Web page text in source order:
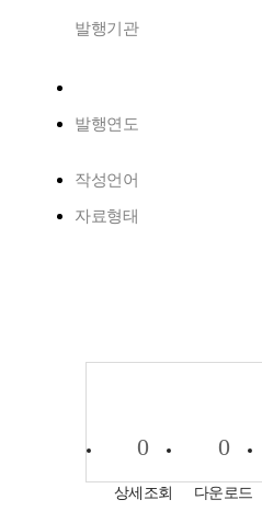
발행기관
발행연도
작성언어
자료형태
0
상세조회
0
다운로드